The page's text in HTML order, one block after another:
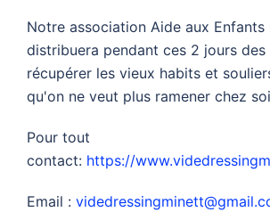
Notre association Aide aux Enfants
distribuera pendant ces 2 jours des
récupérer les vieux habits et
qu'on ne veut plus ramener chez
Pour tout
contact: https://
Email :